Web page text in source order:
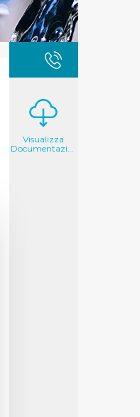
Visualizza
Documentazione